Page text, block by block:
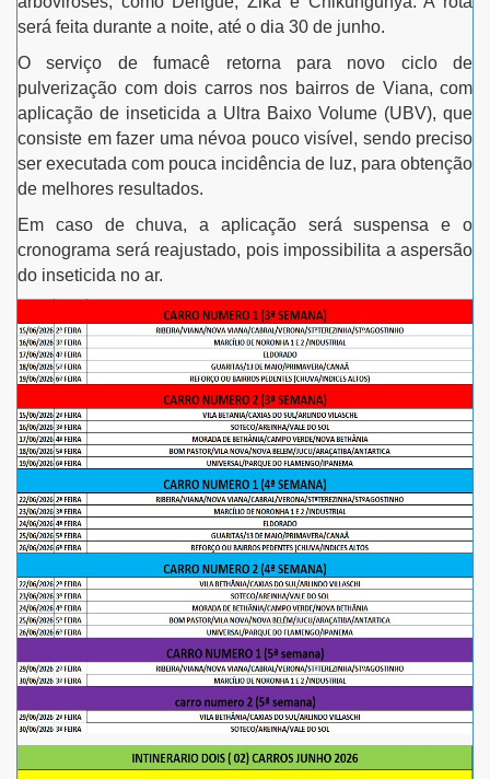
será feita durante a noite, até o dia 30 de junho.
O serviço de fumacê retorna para novo ciclo de
pulverização com dois carros nos bairros de Viana, com
aplicação de inseticida a Ultra Baixo Volume (UBV), que
consiste em fazer uma névoa pouco visível, sendo preciso
ser executada com pouca incidência de luz, para obtenção
de melhores resultados.
Em caso de chuva, a aplicação será suspensa e o
cronograma será reajustado, pois impossibilita a aspersão
do inseticida no ar.